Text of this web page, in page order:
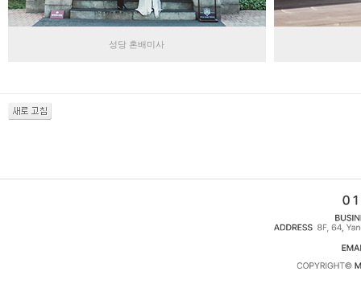
성당 혼배미사